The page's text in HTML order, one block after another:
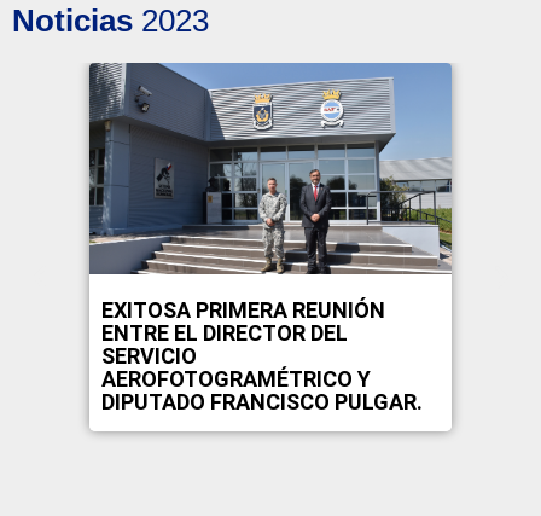
Noticias 2023
EXITOSA PRIMERA REUNIÓN
ENTRE EL DIRECTOR DEL
SERVICIO
AEROFOTOGRAMÉTRICO Y
DIPUTADO FRANCISCO PULGAR.